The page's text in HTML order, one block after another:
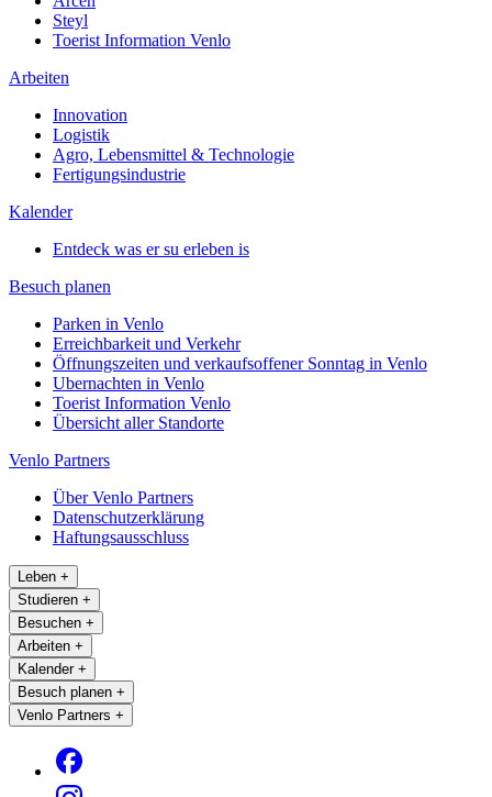
Steyl
Toerist Information Venlo
Arbeiten
Innovation
Logistik
Agro, Lebensmittel & Technologie
Fertigungsindustrie
Kalender
Entdeck was er su erleben is
Besuch planen
Parken in Venlo
Erreichbarkeit und Verkehr
Öffnungszeiten und verkaufsoffener Sonntag in Venlo
Ubernachten in Venlo
Toerist Information Venlo
Übersicht aller Standorte
Venlo Partners
Über Venlo Partners
Datenschutzerklärung
Haftungsausschluss
Leben +
Studieren +
Besuchen +
Arbeiten +
Kalender +
Besuch planen +
Venlo Partners +